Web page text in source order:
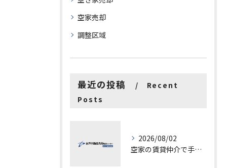
空家売却
調整区域
最近の投稿
Recent
Posts
2026/08/02
空家の賃貸仲介で手数料と上限を徹底解説し200万円物件の注意点も紹介